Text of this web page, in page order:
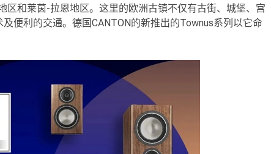
区和莱茵-拉恩地区。这里的欧洲古镇不仅有古街、城堡、宫
便利的交通。德国CANTON的新推出的Townus系列以它命